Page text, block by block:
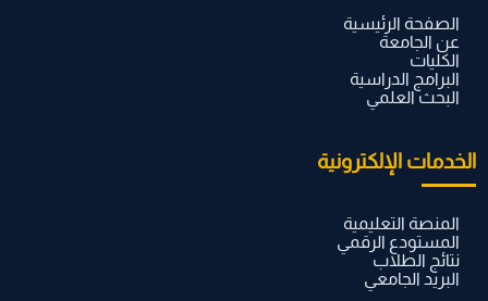
الصفحة الرئيسية
عن الجامعة
الكليات
البرامج الدراسية
البحث العلمي
الخدمات الإلكترونية
المنصة التعليمية
المستودع الرقمي
نتائج الطلاب
البريد الجامعي